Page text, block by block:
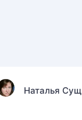
Наталья Сущ